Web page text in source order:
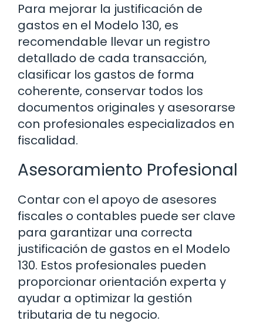
Para mejorar la justificación de
gastos en el Modelo 130, es
recomendable llevar un registro
detallado de cada transacción,
clasificar los gastos de forma
coherente, conservar todos los
documentos originales y asesorarse
con profesionales especializados en
fiscalidad.
Asesoramiento Profesional
Contar con el apoyo de asesores
fiscales o contables puede ser clave
para garantizar una correcta
justificación de gastos en el Modelo
130. Estos profesionales pueden
proporcionar orientación experta y
ayudar a optimizar la gestión
tributaria de tu negocio.